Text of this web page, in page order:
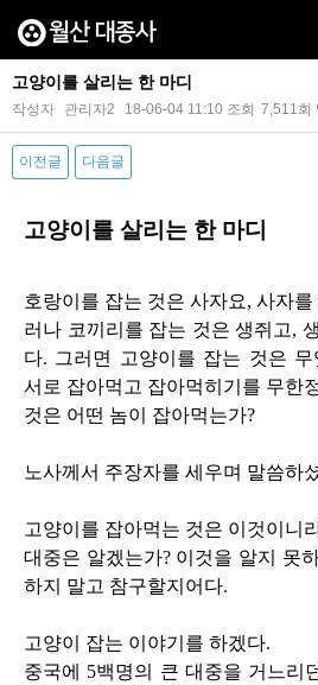
고양이를 살리는 한 마디
작성자 관리자2 18-06-04 11:10 조회 7,511회
이전글 다음글
고양이를 살리는 한 마디
호랑이를 잡는 것은 사자요, 사자를
러나 코끼리를 잡는 것은 생쥐고,
다. 그러면 고양이를 잡는 것은 무
서로 잡아먹고 잡아먹히기를 무한
것은 어떤 놈이 잡아먹는가?
노사께서 주장자를 세우며 말씀하
고양이를 잡아먹는 것은 이것이니
대중은 알겠는가? 이것을 알지 못
하지 말고 참구할지어다.
고양이 잡는 이야기를 하겠다.
중국에
5백명의 큰 대중을 거느리